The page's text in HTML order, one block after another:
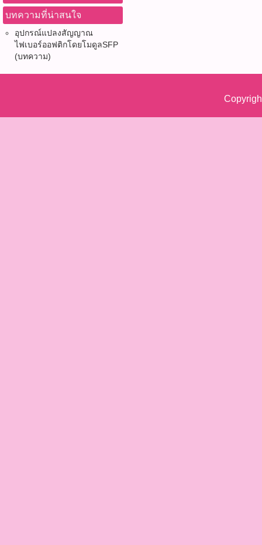
บทความที่น่าสนใจ
อุปกรณ์แปลงสัญญาณ
ไฟเบอร์ออฟติก​โดยโมดูลSFP
(บทความ)